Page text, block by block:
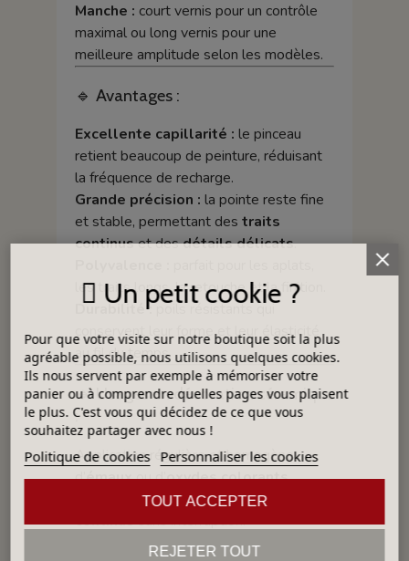
Manche : court vernis pour un contrôle
maximal ou long vernis pour une
meilleure amplitude selon les modèles.
🔹 Avantages :
Excellente capillarité : le pinceau
retient beaucoup de peinture, réduisant
la fréquence de recharge.
Grande précision : la pointe reste fine
et stable, permettant des traits
continuset desdétails délicats.
les traits longs, la retouche et la finition.
Durabilité :poils résistants qui
conservent leur forme et leur élasticité
au fil du temps.
🔹 Usages en décoration céramique
:
Application régulière et homogène
d’émauxou d’oxydes colorants.
Réalisation delongs filetsou de
continussans interruption.
Finitions précises ettravaux de détail
Un petit cookie ?
Pour que votre visite sur notre boutique soit la plus
agréable possible, nous utilisons quelques cookies.
Ils nous servent par exemple à mémoriser votre
panier ou à comprendre quelles pages vous plaisent
le plus. C'est vous qui décidez de ce que vous
souhaitez partager avec nous !
Politique de cookies Personnaliser les cookies
REJETER TOUT
TOUT ACCEPTER